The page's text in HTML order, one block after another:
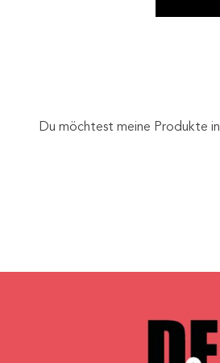
Du möchtest meine Produkte in